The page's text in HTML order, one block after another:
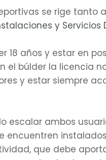
se rige tanto
y Servicios
18 años y estar en
búlder la licencia
y estar siempre
escalar ambos
que debe